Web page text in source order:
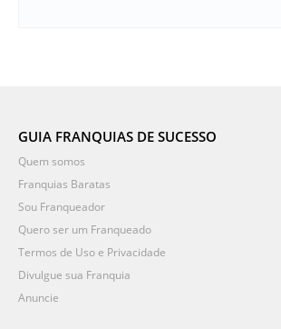
GUIA FRANQUIAS DE SUCESSO
Quem somos
Franquias Baratas
Sou Franqueador
Quero ser um Franqueado
Termos de Uso e Privacidade
Divulgue sua Franquia
Anuncie